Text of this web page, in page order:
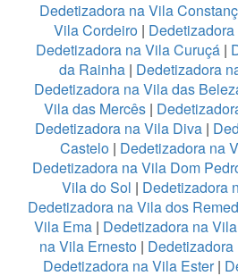
Dedetizadora na Vila
Vila Cordeiro|
Dedetizadora na Vila Curuçá |
da Rainha | Dedetizadora
Dedetizadora na Vila das
Vila das Mercês |
Dedetizadora na Vila Diva|
Castelo| Dedetizadora na
Dedetizadora na Vila Dom
Vila do Sol | Dedetizadora
Dedetizadora na Vila dos
Vila Ema | Dedetizadora na
na Vila Ernesto |
Dedetizadora na Vila Ester|